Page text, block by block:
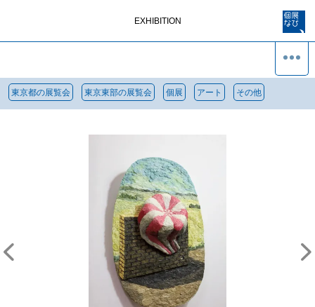
EXHIBITION
東京都の展覧会 東京東部の展覧会 個展 アート その他